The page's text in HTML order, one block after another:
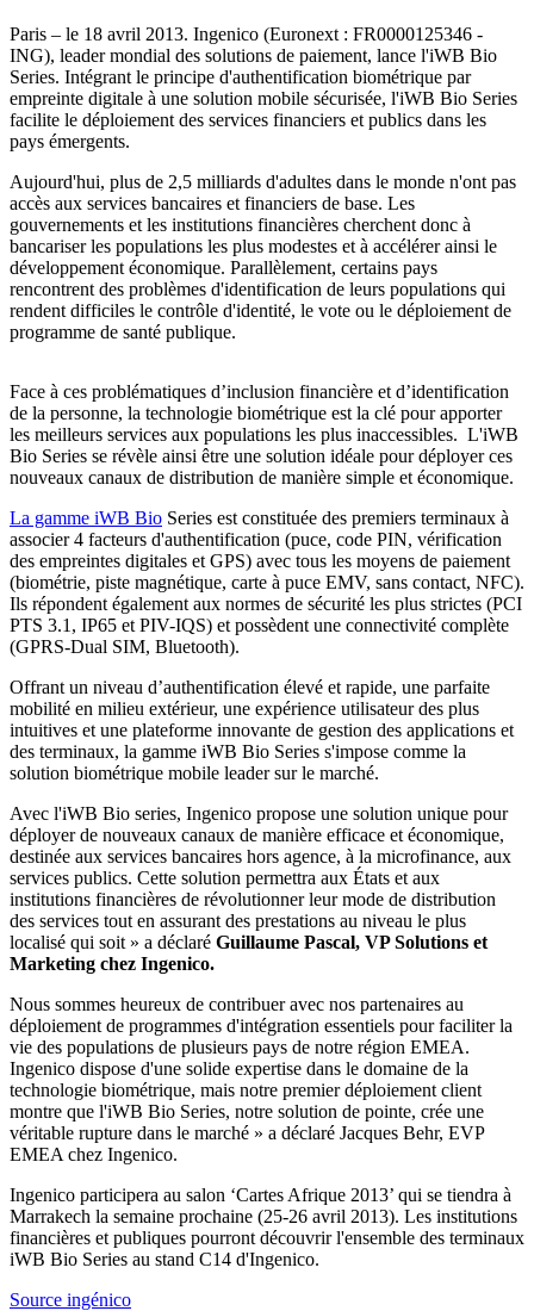
Paris – le 18 avril 2013. Ingenico (Euronext : FR0000125346 ‐
ING), leader mondial des solutions de paiement, lance l'iWB Bio
Series. Intégrant le principe d'authentification biométrique par
empreinte digitale à une solution mobile sécurisée, l'iWB Bio Series
facilite le déploiement des services financiers et publics dans les
pays émergents.
Aujourd'hui, plus de 2,5 milliards d'adultes dans le monde n'ont pas
accès aux services bancaires et financiers de base. Les
gouvernements et les institutions financières cherchent donc à
bancariser les populations les plus modestes et à accélérer ainsi le
développement économique. Parallèlement, certains pays
rencontrent des problèmes d'identification de leurs populations qui
rendent difficiles le contrôle d'identité, le vote ou le déploiement de
programme de santé publique.
Face à ces problématiques d’inclusion financière et d’identification
de la personne, la technologie biométrique est la clé pour apporter
les meilleurs services aux populations les plus inaccessibles. L'iWB
Bio Series se révèle ainsi être une solution idéale pour déployer ces
nouveaux canaux de distribution de manière simple et économique.
La gamme iWB Bio Series est constituée des premiers terminaux à
associer 4 facteurs d'authentification (puce, code PIN, vérification
des empreintes digitales et GPS) avec tous les moyens de paiement
(biométrie, piste magnétique, carte à puce EMV, sans contact, NFC).
Ils répondent également aux normes de sécurité les plus strictes (PCI
PTS 3.1, IP65 et PIV-IQS) et possèdent une connectivité complète
(GPRS-Dual SIM, Bluetooth).
Offrant un niveau d’authentification élevé et rapide, une parfaite
mobilité en milieu extérieur, une expérience utilisateur des plus
intuitives et une plateforme innovante de gestion des applications et
des terminaux, la gamme iWB Bio Series s'impose comme la
solution biométrique mobile leader sur le marché.
Avec l'iWB Bio series, Ingenico propose une solution unique pour
déployer de nouveaux canaux de manière efficace et économique,
destinée aux services bancaires hors agence, à la microfinance, aux
services publics. Cette solution permettra aux États et aux
institutions financières de révolutionner leur mode de distribution
des services tout en assurant des prestations au niveau le plus
localisé qui soit » a déclaré Guillaume Pascal, VP Solutions et
Marketing chez Ingenico.
Nous sommes heureux de contribuer avec nos partenaires au
déploiement de programmes d'intégration essentiels pour faciliter la
vie des populations de plusieurs pays de notre région EMEA.
Ingenico dispose d'une solide expertise dans le domaine de la
technologie biométrique, mais notre premier déploiement client
montre que l'iWB Bio Series, notre solution de pointe, crée une
véritable rupture dans le marché » a déclaré Jacques Behr, EVP
EMEA chez Ingenico.
Ingenico participera au salon ‘Cartes Afrique 2013’ qui se tiendra à
Marrakech la semaine prochaine (25-26 avril 2013). Les institutions
financières et publiques pourront découvrir l'ensemble des terminaux
iWB Bio Series au stand C14 d'Ingenico.
Source ingénico